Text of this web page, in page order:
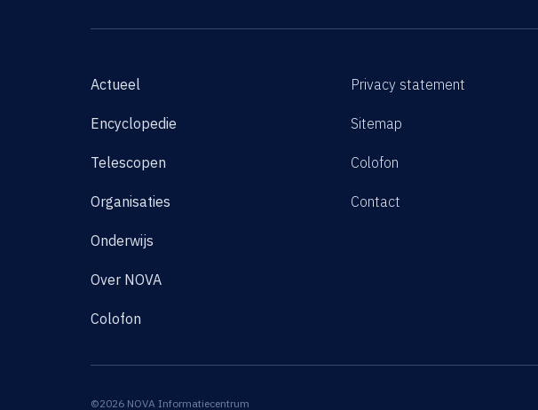
Actueel
Encyclopedie
Telescopen
Organisaties
Onderwijs
Over NOVA
Colofon
Privacy statement
Sitemap
Colofon
Contact
©2026 NOVA Informatiecentrum